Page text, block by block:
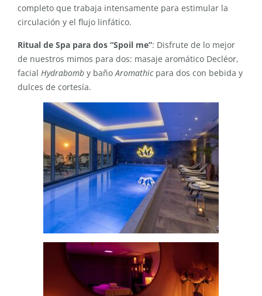
completo que trabaja intensamente para estimular la
circulación y el flujo linfático.
Ritual de Spa para dos “Spoil me”: Disfrute de lo mejor
de nuestros mimos para dos: masaje aromático Decléor,
facial Hydrabomb y baño Aromathicpara dos con bebida y
dulces de cortesía.